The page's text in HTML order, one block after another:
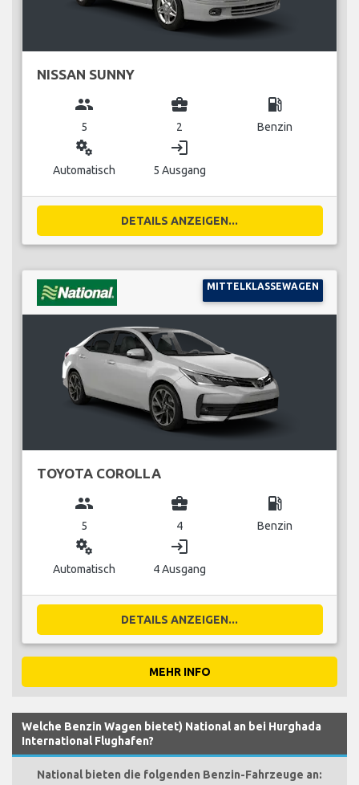
NISSAN SUNNY
group
5
business_center
2
local_gas_station
Benzin
miscellaneous_services
Automatisch
login
5 Ausgang
DETAILS ANZEIGEN...
MITTELKLASSEWAGEN
TOYOTA COROLLA
group
5
business_center
4
local_gas_station
Benzin
miscellaneous_services
Automatisch
login
4 Ausgang
DETAILS ANZEIGEN...
MEHR INFO
Welche Benzin Wagen bietet) National an bei Hurghada
International Flughafen?
National bieten die folgenden Benzin-Fahrzeuge an: